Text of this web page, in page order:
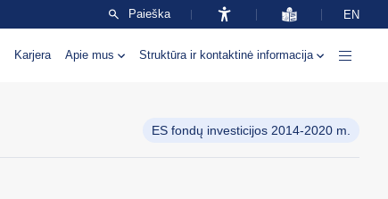
Paieška EN
Karjera Apie mus Struktūra ir kontaktinė informacija
ES fondų investicijos 2014-2020 m.